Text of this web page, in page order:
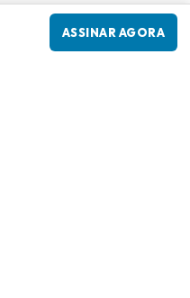
ASSINAR AGORA